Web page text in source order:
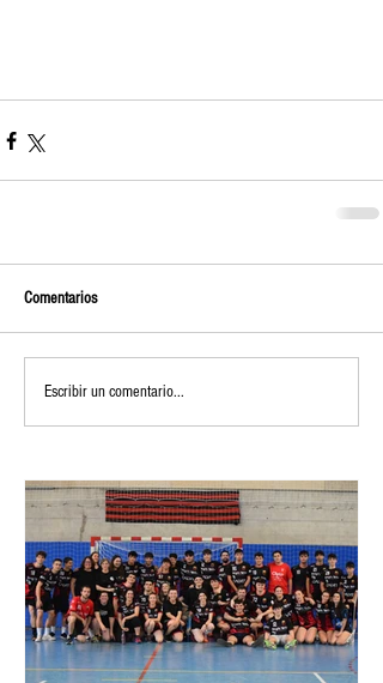
Comentarios
Escribir un comentario...